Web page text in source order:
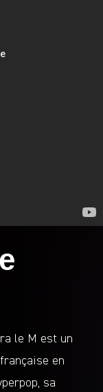
le M est un
en
sa